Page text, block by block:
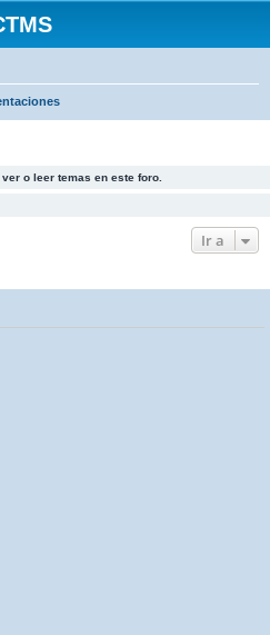
o leer temas en este foro.
Ir a